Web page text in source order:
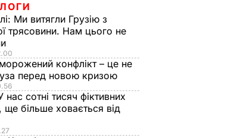
Ми витягли Грузію з
трясовини. Нам цього не
конфлікт – це не
перед новою кризою
нас сотні тисяч фіктивних
ще більше ховається від